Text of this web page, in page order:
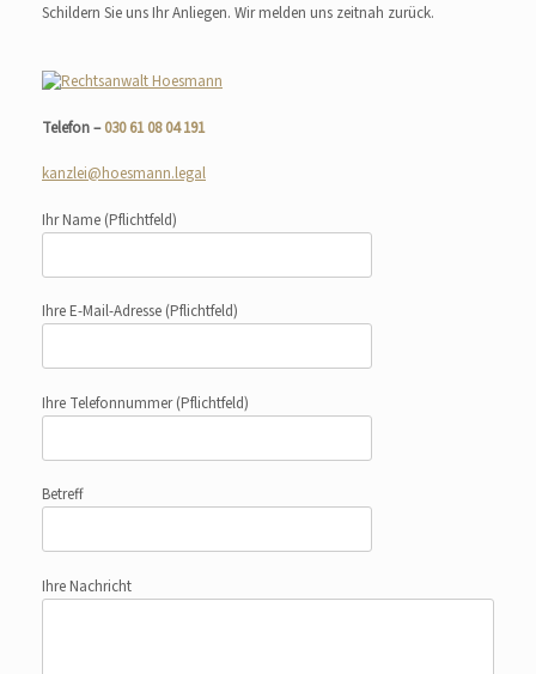
Schildern Sie uns Ihr Anliegen. Wir melden uns zeitnah zurück.
Telefon –030 61 08 04 191
kanzlei@hoesmann.legal
Ihr Name (Pflichtfeld)
Ihre E-Mail-Adresse (Pflichtfeld)
Ihre Telefonnummer(Pflichtfeld)
Betreff
Ihre Nachricht